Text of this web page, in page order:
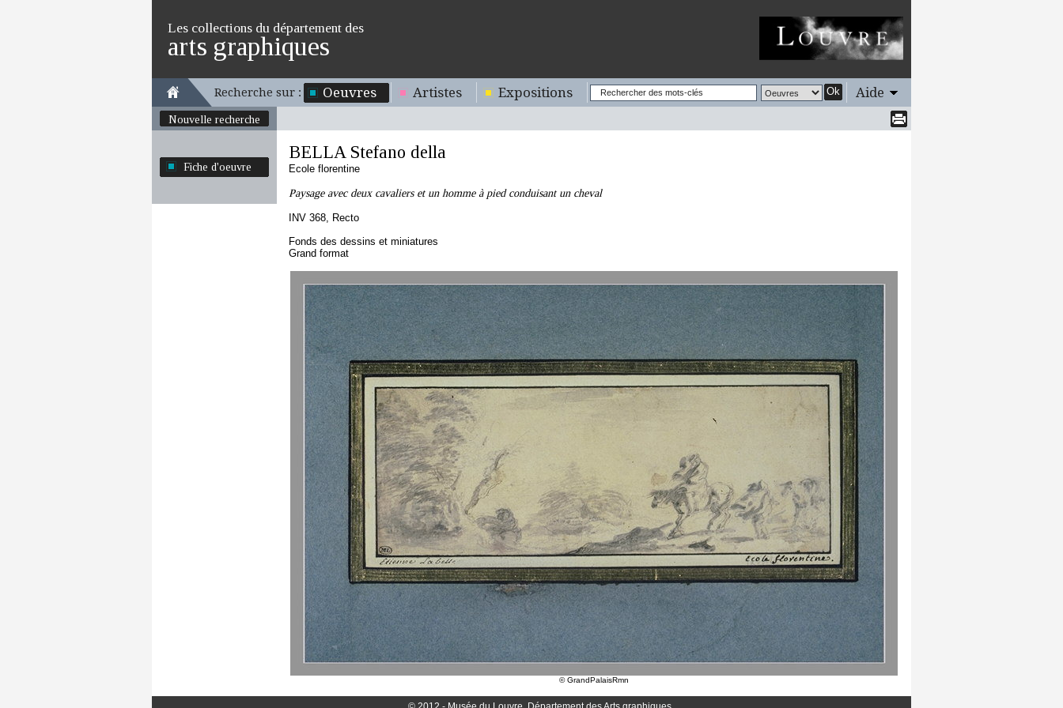
Les collections du département des
arts graphiques
Recherche sur : Oeuvres Artistes Expositions Ok Aide
Nouvelle recherche
Fiche d'oeuvre
BELLA Stefano della
Ecole florentine
Paysage avec deux cavaliers et un homme à pied conduisant un cheval
INV 368, Recto
Fonds des dessins et miniatures
Grand format
© GrandPalaisRmn